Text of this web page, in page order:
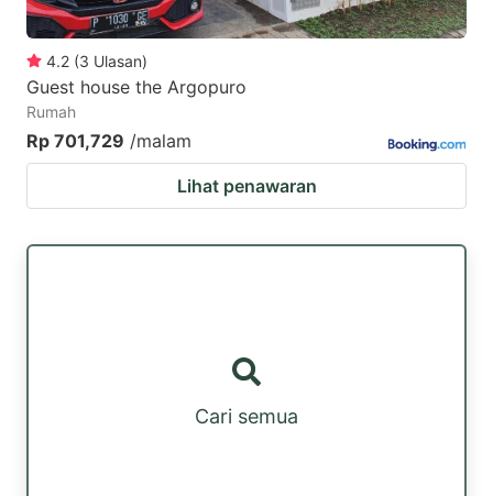
for
changing
dates.
for
4.2 (3 Ulasan)
Guest house the Argopuro
Rumah
Rp 701,729 /malam
Lihat penawaran
Cari semua